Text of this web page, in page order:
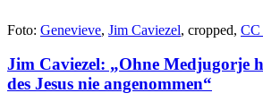
Foto: Genevieve, Jim Caviezel, cropped, CC
Jim Caviezel: „Ohne Medjugorje
des Jesus nie angenommen“